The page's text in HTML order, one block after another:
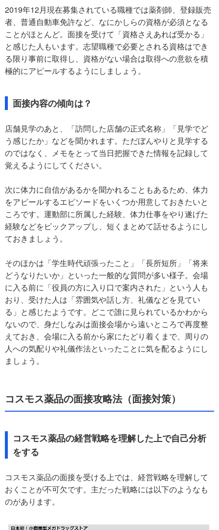
2019年12月現在募集されている職種では薬剤師、登録販売
者、普通自動車免許など、なにかしらの資格が必須となる
ことがほとんど。面接を受けて「資格さえあれば受かる」
と感じた人もいます。志望職種で必要とされる資格はでき
る限り事前に取得し、資格がない場合は取得への意欲を積
極的にアピールするようにしましょう。
面接内容の傾向は？
店舗見学のあと、「訪問した店舗の正式名称」「見学でど
う感じたか」などを聞かれます。ただぼんやりと見学する
のではなく、メモをとって当日把握できた情報を記録して
覚えるようにしてください。
次に体力に自信があるかを聞かれることもあるため、体力
をアピールするエピソードをいくつか用意しておきたいと
ころです。運動部に所属した経験、体力仕事をやり遂げた
経験などをピックアップし、短くまとめて話せるようにし
ておきましょう。
そのほかは「学生時代頑張ったこと」「長所短所」「将来
どうなりたいか」といった一般的な質問が多い様子。会場
に入る前に「役員の方に入り口で案内された」という人も
おり、受けた人は「雰囲気や話し方、礼儀などを見てい
る」と感じたようです。どこで誰に見られているかわから
ないので、身だしなみは面接会場から遠いところで再度整
えておき、会場に入る前から家にたどり着くまで、周りの
人への気配りや礼儀作法といったことに気を配るようにし
ましょう。
コスモス薬品の面接攻略法（面接対策）
コスモス薬品の経営戦略を理解した上で自己分析
をする
コスモス薬品の面接を受ける上では、経営戦略を理解して
おくことが不可欠です。主だった戦略には以下のようなも
のがあります。